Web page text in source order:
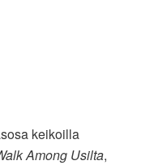
keikoilla
Among Usilta,